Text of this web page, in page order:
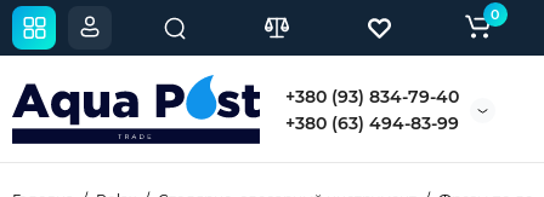
+380 (93) 834-79-40
+380 (63) 494-83-99
0